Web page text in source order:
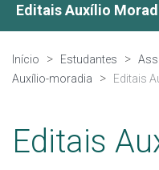
Editais Auxílio
Perguntas Frequentes
Início Estudantes
Auxílio-moradia
Editais
Editais